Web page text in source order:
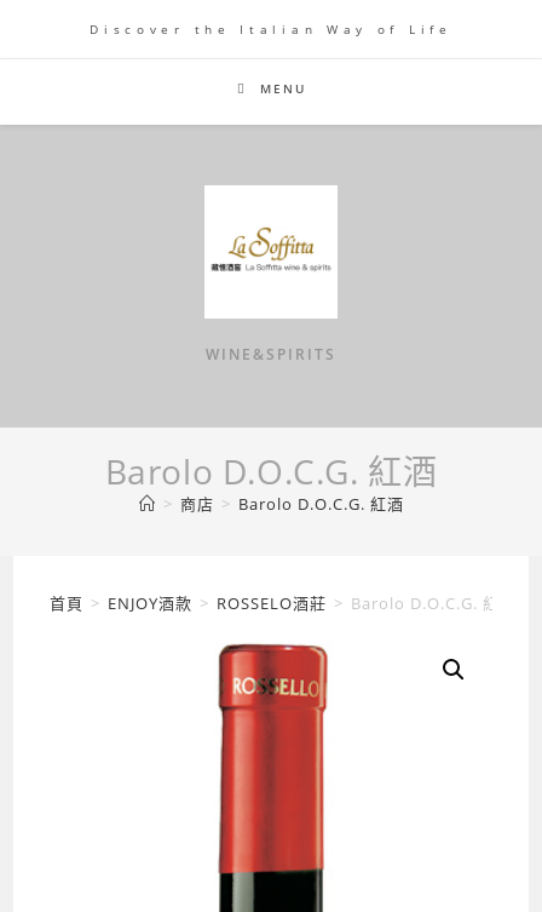
Discover the Italian Way of Life
MENU
WINE&SPIRITS
Barolo D.O.C.G. 紅酒
> 商店 > Barolo D.O.C.G. 紅酒
首頁 > ENJOY酒款 > ROSSELO酒莊 > Barolo D.O.C.G. 紅酒